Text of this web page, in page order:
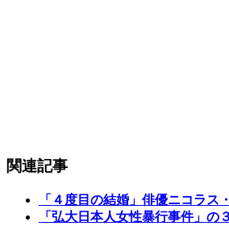
関連記事
「４度目の結婚」俳優ニコラ
「弘大日本人女性暴行事件」